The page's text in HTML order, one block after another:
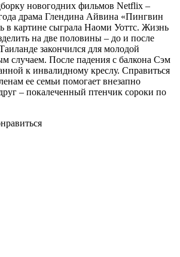
новогодних фильмов Netflix –
драма Глендина Айвина «Пингвин
в картине сыграла Наоми Уоттс. Жизнь
на две половины – до и после
закончился для молодой
случаем. После падения с балкона Сэм
к инвалидному креслу. Справиться
ее семьи помогает внезапно
– покалеченный птенчик сороки по